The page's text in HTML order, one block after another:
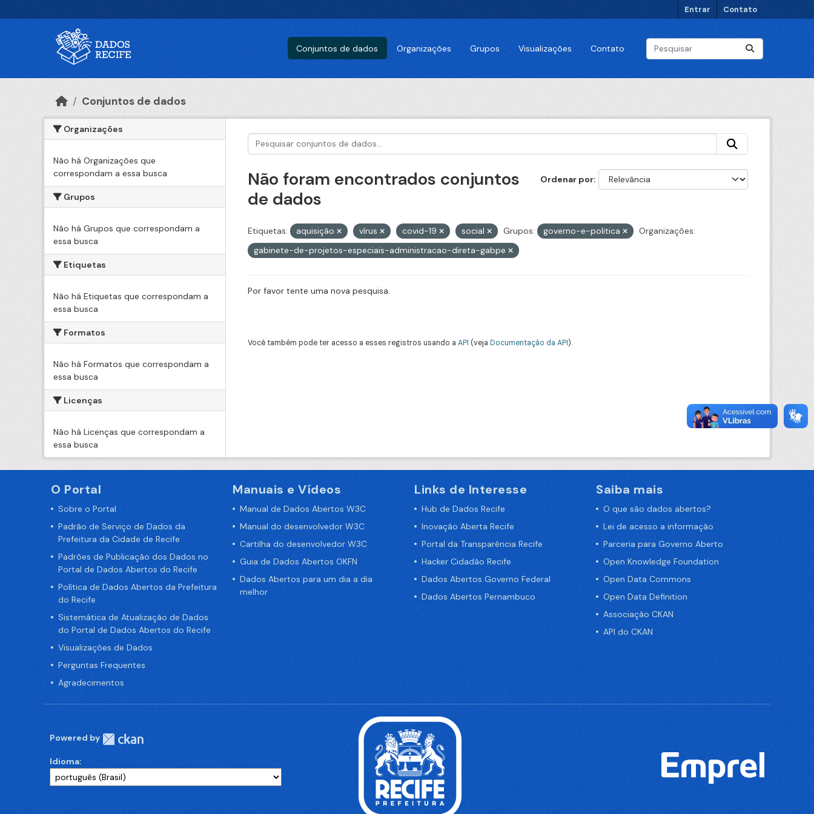
Entrar Contato
Conjuntos de dados Organizações Grupos Visualizações Contato
Conjuntos de dados
Organizações
Não há Organizações que
correspondam a essa busca
Grupos
Não há Grupos que correspondam a
essa busca
Etiquetas
Não há Etiquetas que correspondam a
essa busca
Formatos
Não há Formatos que correspondam a
essa busca
Licenças
Não há Licenças que correspondam a
essa busca
Ordenar por
Não foram encontrados conjuntos
de dados
Etiquetas: aquisição vírus covid-19 social Grupos: governo-e-politica
Organizações:
gabinete-de-projetos-especiais-administracao-direta-gabpe
Por favor tente uma nova pesquisa.
Você também pode ter acesso a esses registros usando a API (veja Documentação da API).
O Portal
Sobre o Portal
Padrão de Serviço de Dados da
Prefeitura da Cidade de Recife
Padrões de Publicação dos Dados no
Portal de Dados Abertos do Recife
Política de Dados Abertos da Prefeitura
do Recife
Sistemática de Atualização de Dados
do Portal de Dados Abertos do Recife
Visualizações de Dados
Perguntas Frequentes
Agradecimentos
Manuais e Vídeos
Manual de Dados Abertos W3C
Manual do desenvolvedor W3C
Cartilha do desenvolvedor W3C
Guia de Dados Abertos OKFN
Dados Abertos para um dia a dia
melhor
Links de Interesse
Hub de Dados Recife
Inovação Aberta Recife
Portal da Transparência Recife
Hacker Cidadão Recife
Dados Abertos Governo Federal
Dados Abertos Pernambuco
Saiba mais
O que são dados abertos?
Lei de acesso a informação
Parceria para Governo Aberto
Open Knowledge Foundation
Open Data Commons
Open Data Definition
Associação CKAN
API do CKAN
Powered by
Idioma